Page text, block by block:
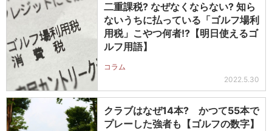
二重課税? なぜなくならない? 知ら
ないうちに払っている「ゴルフ場利
用税」こやつ何者!?【明日使えるゴ
ルフ用語】
コラム
2022.5.30
クラブはなぜ14本? かつて55本で
プレーした強者も【ゴルフの数字】